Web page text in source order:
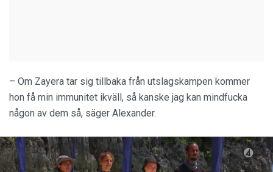
– Om Zayera tar sig tillbaka från utslagskampen kommer
hon få min immunitet ikväll, så kanske jag kan mindfucka
någon av dem så, säger Alexander.